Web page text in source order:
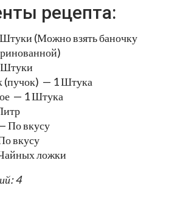
рецепта:
(Можно взять баночку
(пучок) — 1 Штука
— 1 Штука
По вкусу
вкусу
ложки
4